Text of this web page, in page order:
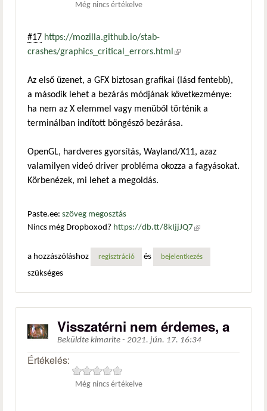
Még nincs értékelve
#17 https://mozilla.github.io/stab-
crashes/graphics_critical_errors.html (külső hivatkozás)
Az első üzenet, a GFX biztosan grafikai (lásd fentebb),
a második lehet a bezárás módjának következménye:
ha nem az X elemmel vagy menüből történik a
terminálban indított böngésző bezárása.
OpenGL, hardveres gyorsítás, Wayland/X11, azaz
valamilyen videó driver probléma okozza a fagyásokat.
Körbenézek, mi lehet a megoldás.
Paste.ee: szöveg megosztás
Nincs még Dropboxod? https://db.tt/8kIjjJQ7 (külső
a hozzászóláshoz
regisztráció és bejelentkezés
szükséges
Visszatérni nem érdemes, a
Beküldte kimarite - 2021. jún. 17. 16:34
Értékelés:
Még nincs értékelve